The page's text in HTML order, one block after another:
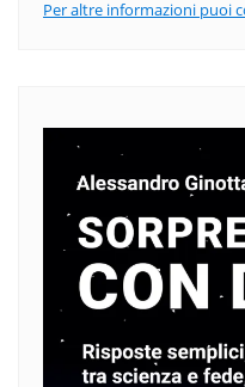
Per altre informazioni puoi